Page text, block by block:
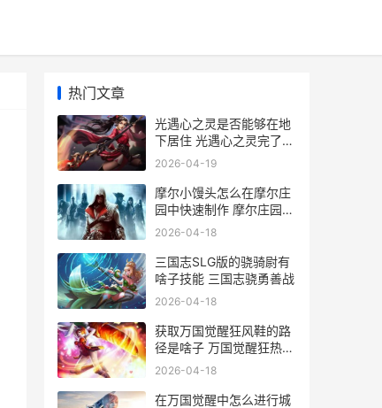
热门文章
光遇心之灵是否能够在地
下居住 光遇心之灵完了是
什么
2026-04-19
摩尔小馒头怎么在摩尔庄
园中快速制作 摩尔庄园手
游小馒头怎么做
2026-04-18
三国志SLG版的骁骑尉有
啥子技能 三国志骁勇善战
2026-04-18
获取万国觉醒狂风鞋的路
径是啥子 万国觉醒狂热条
件
2026-04-18
在万国觉醒中怎么进行城